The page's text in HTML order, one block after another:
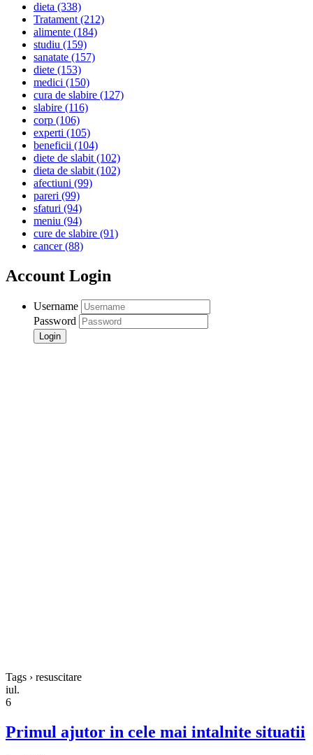
dieta (338)
Tratament(212)
alimente (184)
studiu (159)
sanatate (157)
diete (153)
medici (150)
cura de slabire (127)
slabire (116)
corp (106)
experti (105)
beneficii (104)
diete de slabit(102)
dieta de slabit(102)
afectiuni (99)
pareri (99)
sfaturi (94)
meniu (94)
cure de slabire (91)
cancer(88)
Account Login
Username
Password
Tags › resuscitare
iul.
6
Primul ajutor in cele mai intalnite situatii